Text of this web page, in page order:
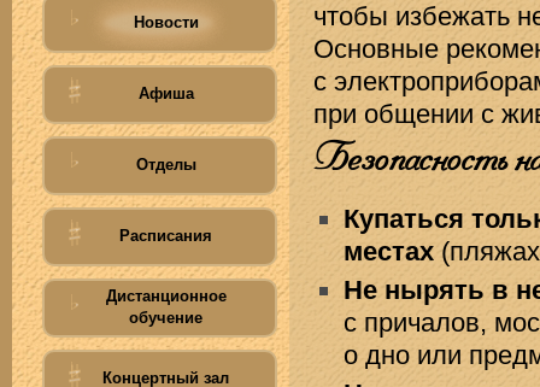
Новости
Афиша
Отделы
Расписания
Дистанционное
обучение
Концертный зал
чтобы избежать
Основные
с
при общении с
Безопасность
Купаться
местах
Не нырять в
с причалов,
о дно или